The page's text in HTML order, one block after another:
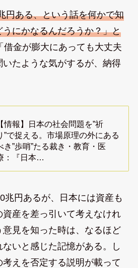
円ある、という話を何かで知
にかなるんだろうか？」と
借金が膨大にあっても大丈夫
たような気がするが、納得
【情報】日本の社会問題を”祈
”で捉える。市場原理の外にある
き”歩哨”たる裁き・教育・医
：『日本…
兆円あるが、日本には資産も
産を差っ引いて考えなけれ
見を知った時は、なるほど
いと感じた記憶がある。し
えを否定する説明が載って